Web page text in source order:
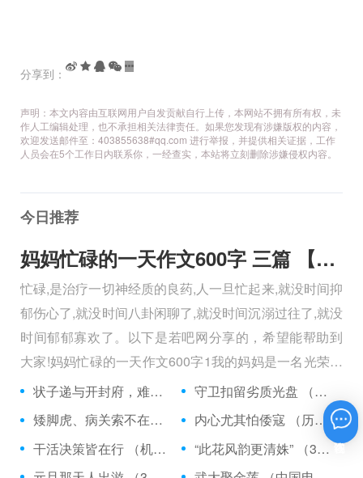
分享到：
声明：本文内容由互联网用户自发贡献自行上传，本网站不拥有所有权，未
作人工编辑处理，也不承担相关法律责任。如果您发现有涉嫌版权的内容，
欢迎发送邮件至：403855638#qq.com 进行举报，并提供相关证据，工作
人员会在5个工作日内联系你，一经查实，本站将立刻删除涉嫌侵权内容。
今日推荐
妈妈忙碌的一天作文600字 三篇 【600字】
忙碌,是治疗一切神经质的良药,人一旦忙起来,就没时间抑
郁伤心了,就没时间八卦闲聊了,就没时间沉溺过往了,就没
时间郁郁寡欢了。以下是若吧网分享的，希望能帮助到
大家!妈妈忙碌的一天作文600字1我的妈妈是一名光荣的
人民警察，她总有做不完的事情。
状子递与开封府，难忍怒气心中生 （5字口语）
守卫扣留劣质光盘 （5字常言）
矮脚虎、病关索不在，智多星、行者前往此处 （七字俗语）
内心尤其怕倭寇 （历法用语一卷帘）
干活决策皆在行 （机构简称二）
“此花风韵更清姝” （3字手机品牌）